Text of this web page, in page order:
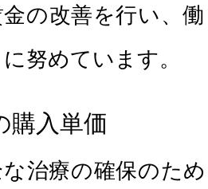
の改善を行い、
努めています。
購入単価
治療の確保のた